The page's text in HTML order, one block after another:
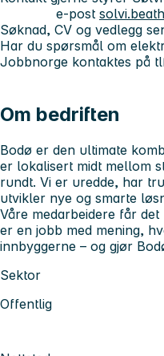
e-post
Søknad, CV og vedlegg
Har du spørsmål om
Jobbnorge kontaktes på
Om bedriften
Bodø er den ultimate
er lokalisert midt mellom
rundt. Vi er uredde, har
utvikler nye og smarte
Våre medarbeidere får
er en jobb med mening,
innbyggerne – og gjør
Sektor
Offentlig